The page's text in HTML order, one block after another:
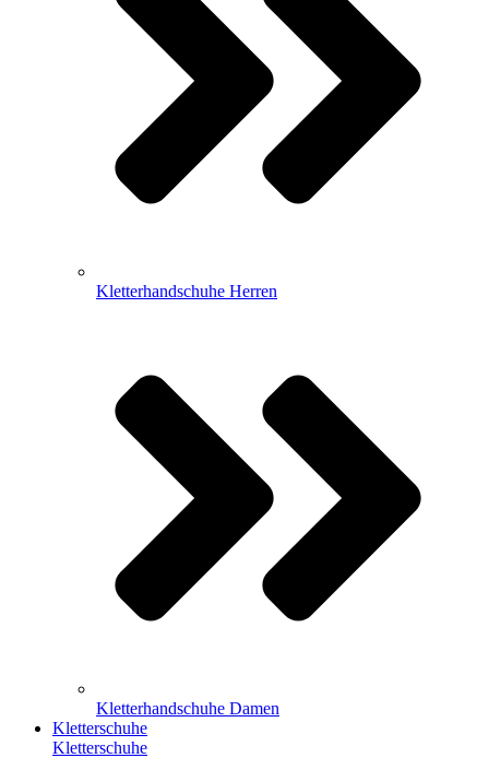
Kletterhandschuhe Herren
Kletterhandschuhe Damen
Kletterschuhe
Kletterschuhe